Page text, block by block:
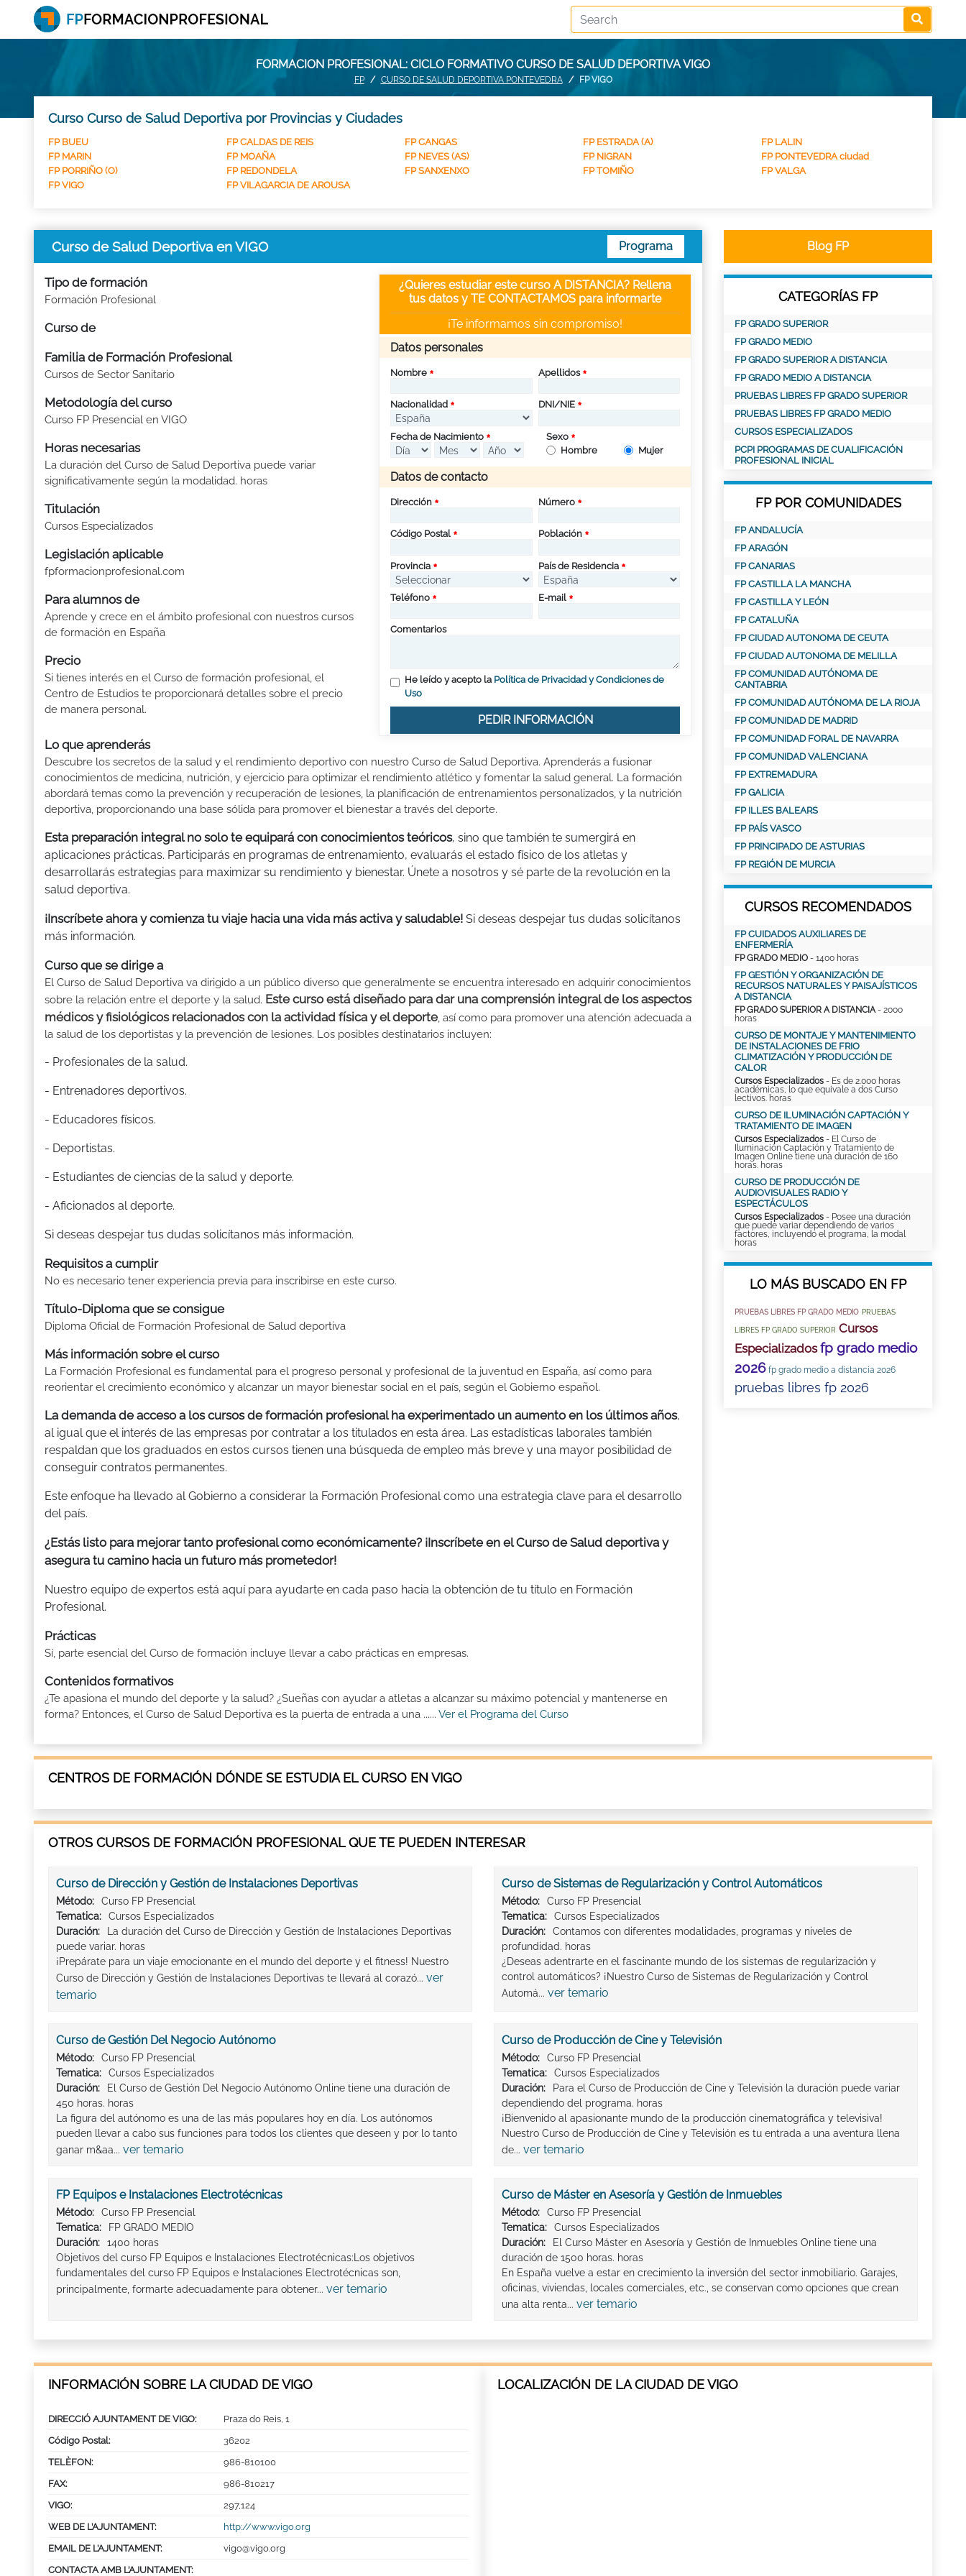
FORMACION PROFESIONAL: CICLO FORMATIVO CURSO DE SALUD DEPORTIVA VIGO
FP CURSO DE SALUD DEPORTIVA PONTEVEDRA FP VIGO
Curso Curso de Salud Deportiva por Provincias y Ciudades
FP BUEU FP CALDAS DE REIS FP CANGAS FP ESTRADA (A)
FP LALIN
FP MARIN
FP MOAÑA FP NEVES (AS) FP NIGRAN
FP PONTEVEDRA ciudad
FP PORRIÑO (O)
FP REDONDELA FP SANXENXO FP TOMIÑO
FP VALGA
FP VIGO
FP VILAGARCIA DE AROUSA
Curso de Salud Deportiva en VIGO Programa
Tipo de formación
Formación Profesional
Curso de
Familia de Formación Profesional
Cursos de Sector Sanitario
Metodología del curso
Curso FP Presencial en VIGO
Horas necesarias
La duración del Curso de Salud Deportiva puede variar
significativamente según la modalidad. horas
Titulación
Cursos Especializados
Legislación aplicable
fpformacionprofesional.com
Para alumnos de
Aprende y crece en el ámbito profesional con nuestros cursos
de formación en España
Precio
Si tienes interés en el Curso de formación profesional, el
Centro de Estudios te proporcionará detalles sobre el precio
de manera personal.
¿Quieres estudiar este curso A DISTANCIA? Rellena
tus datos y TE CONTACTAMOS para informarte
¡Te informamos sin compromiso!
Datos personales
Nombre Apellidos
Nacionalidad DNI/NIE
Fecha de Nacimiento
Sexo
Hombre
Mujer
Datos de contacto
Dirección Número
Código Postal Población
Provincia País de Residencia
Teléfono E-mail
Comentarios
He leído y acepto la Política de Privacidad y Condiciones de
Uso
PEDIR INFORMACIÓN
Lo que aprenderás
Descubre los secretos de la salud y el rendimiento deportivo con nuestro Curso de Salud Deportiva. Aprenderás a fusionar
conocimientos de medicina, nutrición, y ejercicio para optimizar el rendimiento atlético y fomentar la salud general. La formación
abordará temas como la prevención y recuperación de lesiones, la planificación de entrenamientos personalizados, y la nutrición
deportiva, proporcionando una base sólida para promover el bienestar a través del deporte.
Esta preparación integral no solo te equipará con conocimientos teóricos, sino que también te sumergirá en
aplicaciones prácticas. Participarás en programas de entrenamiento, evaluarás el estado físico de los atletas y
desarrollarás estrategias para maximizar su rendimiento y bienestar. Únete a nosotros y sé parte de la revolución en la
salud deportiva.
¡Inscríbete ahora y comienza tu viaje hacia una vida más activa y saludable! Si deseas despejar tus dudas solicítanos
más información.
Curso que se dirige a
El Curso de Salud Deportiva va dirigido a un público diverso que generalmente se encuentra interesado en adquirir conocimientos
sobre la relación entre el deporte y la salud. Este curso está diseñado para dar una comprensión integral de los aspectos
médicos y fisiológicos relacionados con la actividad física y el deporte, así como para promover una atención adecuada a
la salud de los deportistas y la prevención de lesiones. Los posibles destinatarios incluyen:
- Profesionales de la salud.
- Entrenadores deportivos.
- Educadores físicos.
- Deportistas.
- Estudiantes de ciencias de la salud y deporte.
- Aficionados al deporte.
Si deseas despejar tus dudas solicítanos más información.
Requisitos a cumplir
No es necesario tener experiencia previa para inscribirse en este curso.
Título-Diploma que se consigue
Diploma Oficial de Formación Profesional de Salud deportiva
Más información sobre el curso
La Formación Profesional es fundamental para el progreso personal y profesional de la juventud en España, así como para
reorientar el crecimiento económico y alcanzar un mayor bienestar social en el país, según el Gobierno español.
La demanda de acceso a los cursos de formación profesional ha experimentado un aumento en los últimos años,
al igual que el interés de las empresas por contratar a los titulados en esta área. Las estadísticas laborales también
respaldan que los graduados en estos cursos tienen una búsqueda de empleo más breve y una mayor posibilidad de
conseguir contratos permanentes.
Este enfoque ha llevado al Gobierno a considerar la Formación Profesional como una estrategia clave para el desarrollo
del país.
¿Estás listo para mejorar tanto profesional como económicamente? ¡Inscríbete en el Curso de Salud deportiva y
asegura tu camino hacia un futuro más prometedor!
Nuestro equipo de expertos está aquí para ayudarte en cada paso hacia la obtención de tu título en Formación
Profesional.
Prácticas
Sí, parte esencial del Curso de formación incluye llevar a cabo prácticas en empresas.
Contenidos formativos
¿Te apasiona el mundo del deporte y la salud? ¿Sueñas con ayudar a atletas a alcanzar su máximo potencial y mantenerse en
forma? Entonces, el Curso de Salud Deportiva es la puerta de entrada a una ...... Ver el Programa del Curso
Blog FP
CATEGORÍAS FP
FP GRADO SUPERIOR
FP GRADO MEDIO
FP GRADO SUPERIOR A DISTANCIA
FP GRADO MEDIO A DISTANCIA
PRUEBAS LIBRES FP GRADO SUPERIOR
PRUEBAS LIBRES FP GRADO MEDIO
CURSOS ESPECIALIZADOS
PCPI PROGRAMAS DE CUALIFICACIÓN
PROFESIONAL INICIAL
FP POR COMUNIDADES
FP ANDALUCÍA
FP ARAGÓN
FP CANARIAS
FP CASTILLA LA MANCHA
FP CASTILLA Y LEÓN
FP CATALUÑA
FP CIUDAD AUTONOMA DE CEUTA
FP CIUDAD AUTONOMA DE MELILLA
FP COMUNIDAD AUTÓNOMA DE
CANTABRIA
FP COMUNIDAD AUTÓNOMA DE LA RIOJA
FP COMUNIDAD DE MADRID
FP COMUNIDAD FORAL DE NAVARRA
FP COMUNIDAD VALENCIANA
FP EXTREMADURA
FP GALICIA
FP ILLES BALEARS
FP PAÍS VASCO
FP PRINCIPADO DE ASTURIAS
FP REGIÓN DE MURCIA
CURSOS RECOMENDADOS
FP CUIDADOS AUXILIARES DE
ENFERMERÍA
FP GRADO MEDIO - 1400 horas
FP GESTIÓN Y ORGANIZACIÓN DE
RECURSOS NATURALES Y PAISAJÍSTICOS
A DISTANCIA
FP GRADO SUPERIOR A DISTANCIA- 2000
horas
CURSO DE MONTAJE Y MANTENIMIENTO
DE INSTALACIONES DE FRIO
CLIMATIZACIÓN Y PRODUCCIÓN DE
CALOR
Cursos Especializados - Es de 2.000 horas
académicas, lo que equivale a dos Curso
lectivos. horas
CURSO DE ILUMINACIÓN CAPTACIÓN Y
TRATAMIENTO DE IMAGEN
Cursos Especializados - El Curso de
Iluminación Captación y Tratamiento de
Imagen Online tiene una duración de 160
horas. horas
CURSO DE PRODUCCIÓN DE
AUDIOVISUALES RADIO Y
ESPECTÁCULOS
Cursos Especializados - Posee una duración
que puede variar dependiendo de varios
factores, incluyendo el programa, la modal
horas
LO MÁS BUSCADO EN FP
PRUEBAS LIBRES FP GRADO MEDIO PRUEBAS
LIBRES FP GRADO SUPERIOR Cursos
Especializados fp grado medio
2026 fp grado medio a distancia 2026
pruebas libres fp 2026
CENTROS DE FORMACIÓN DÓNDE SE ESTUDIA EL CURSO EN VIGO
OTROS CURSOS DE FORMACIÓN PROFESIONAL QUE TE PUEDEN INTERESAR
Curso de Dirección y Gestión de Instalaciones Deportivas
Método:
Curso FP Presencial
Tematica:
Cursos Especializados
Duración:
La duración del Curso de Dirección y Gestión de Instalaciones Deportivas
puede variar. horas
¡Prepárate para un viaje emocionante en el mundo del deporte y el fitness! Nuestro
Curso de Dirección y Gestión de Instalaciones Deportivas te llevará al corazó... ver
temario
Curso de Sistemas de Regularización y Control Automáticos
Método:
Curso FP Presencial
Tematica:
Cursos Especializados
Duración:
Contamos con diferentes modalidades, programas y niveles de
profundidad. horas
¿Deseas adentrarte en el fascinante mundo de los sistemas de regularización y
control automáticos? ¡Nuestro Curso de Sistemas de Regularización y Control
Automá... ver temario
Curso de Gestión Del Negocio Autónomo
Método:
Curso FP Presencial
Tematica:
Cursos Especializados
Duración:
El Curso de Gestión Del Negocio Autónomo Online tiene una duración de
450 horas. horas
La figura del autónomo es una de las más populares hoy en día. Los autónomos
pueden llevar a cabo sus funciones para todos los clientes que deseen y por lo tanto
ganar m&aa... ver temario
Curso de Producción de Cine y Televisión
Método:
Curso FP Presencial
Tematica:
Cursos Especializados
Duración:
Para el Curso de Producción de Cine y Televisión la duración puede variar
dependiendo del programa. horas
¡Bienvenido al apasionante mundo de la producción cinematográfica y televisiva!
Nuestro Curso de Producción de Cine y Televisión es tu entrada a una aventura llena
de... ver temario
FP Equipos e Instalaciones Electrotécnicas
Método:
Curso FP Presencial
Tematica:
FP GRADO MEDIO
Duración:
1400 horas
Objetivos del curso FP Equipos e Instalaciones Electrotécnicas:Los objetivos
fundamentales del curso FP Equipos e Instalaciones Electrotécnicas son,
principalmente, formarte adecuadamente para obtener... ver temario
Curso de Máster en Asesoría y Gestión de Inmuebles
Método:
Curso FP Presencial
Tematica:
Cursos Especializados
Duración:
El Curso Máster en Asesoría y Gestión de Inmuebles Online tiene una
duración de 1500 horas. horas
En España vuelve a estar en crecimiento la inversión del sector inmobiliario. Garajes,
oficinas, viviendas, locales comerciales, etc., se conservan como opciones que crean
una alta renta... ver temario
INFORMACIÓN SOBRE LA CIUDAD DE VIGO
DIRECCIÓ AJUNTAMENT DE VIGO:
Praza do Reis, 1
Código Postal:
36202
TELÈFON:
986-810100
FAX:
986-810217
VIGO:
297,124
WEB DE L’AJUNTAMENT:
http://www.vigo.org
EMAIL DE L’AJUNTAMENT:
vigo@vigo.org
CONTACTA AMB L’AJUNTAMENT:
LOCALIZACIÓN DE LA CIUDAD DE VIGO